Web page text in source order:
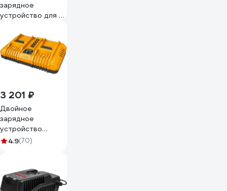
зарядное
устройство для 2-
DEVON 5392-LI-
20
3 201 ₽
Двойное
зарядное
устройство
INDUSTRIAL 2x21B,
4.9(70)